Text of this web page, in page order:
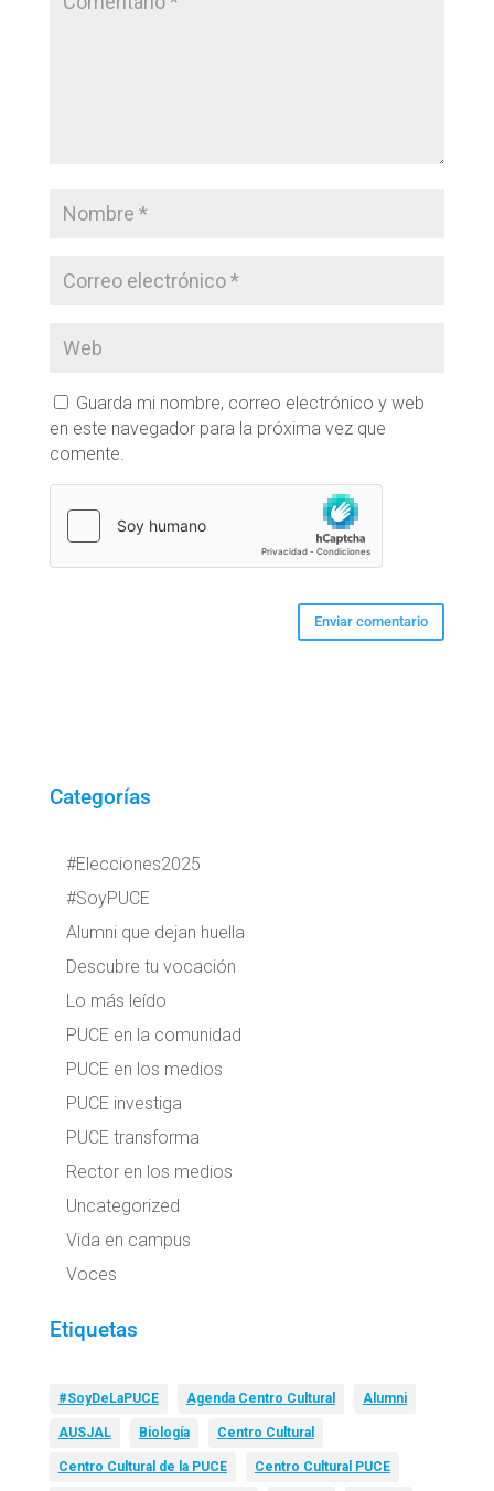
Guarda mi nombre, correo electrónico y web
en este navegador para la próxima vez que
comente.
Categorías
#Elecciones2025
#SoyPUCE
Alumni que dejan huella
Descubre tu vocación
Lo más leído
PUCE en la comunidad
PUCE en los medios
PUCE investiga
PUCE transforma
Rector en los medios
Uncategorized
Vida en campus
Voces
Etiquetas
#SoyDeLaPUCE Agenda Centro Cultural Alumni
AUSJAL Biología Centro Cultural
Centro Cultural de la PUCE Centro Cultural PUCE